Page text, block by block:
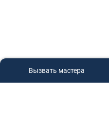
Вызвать мастера